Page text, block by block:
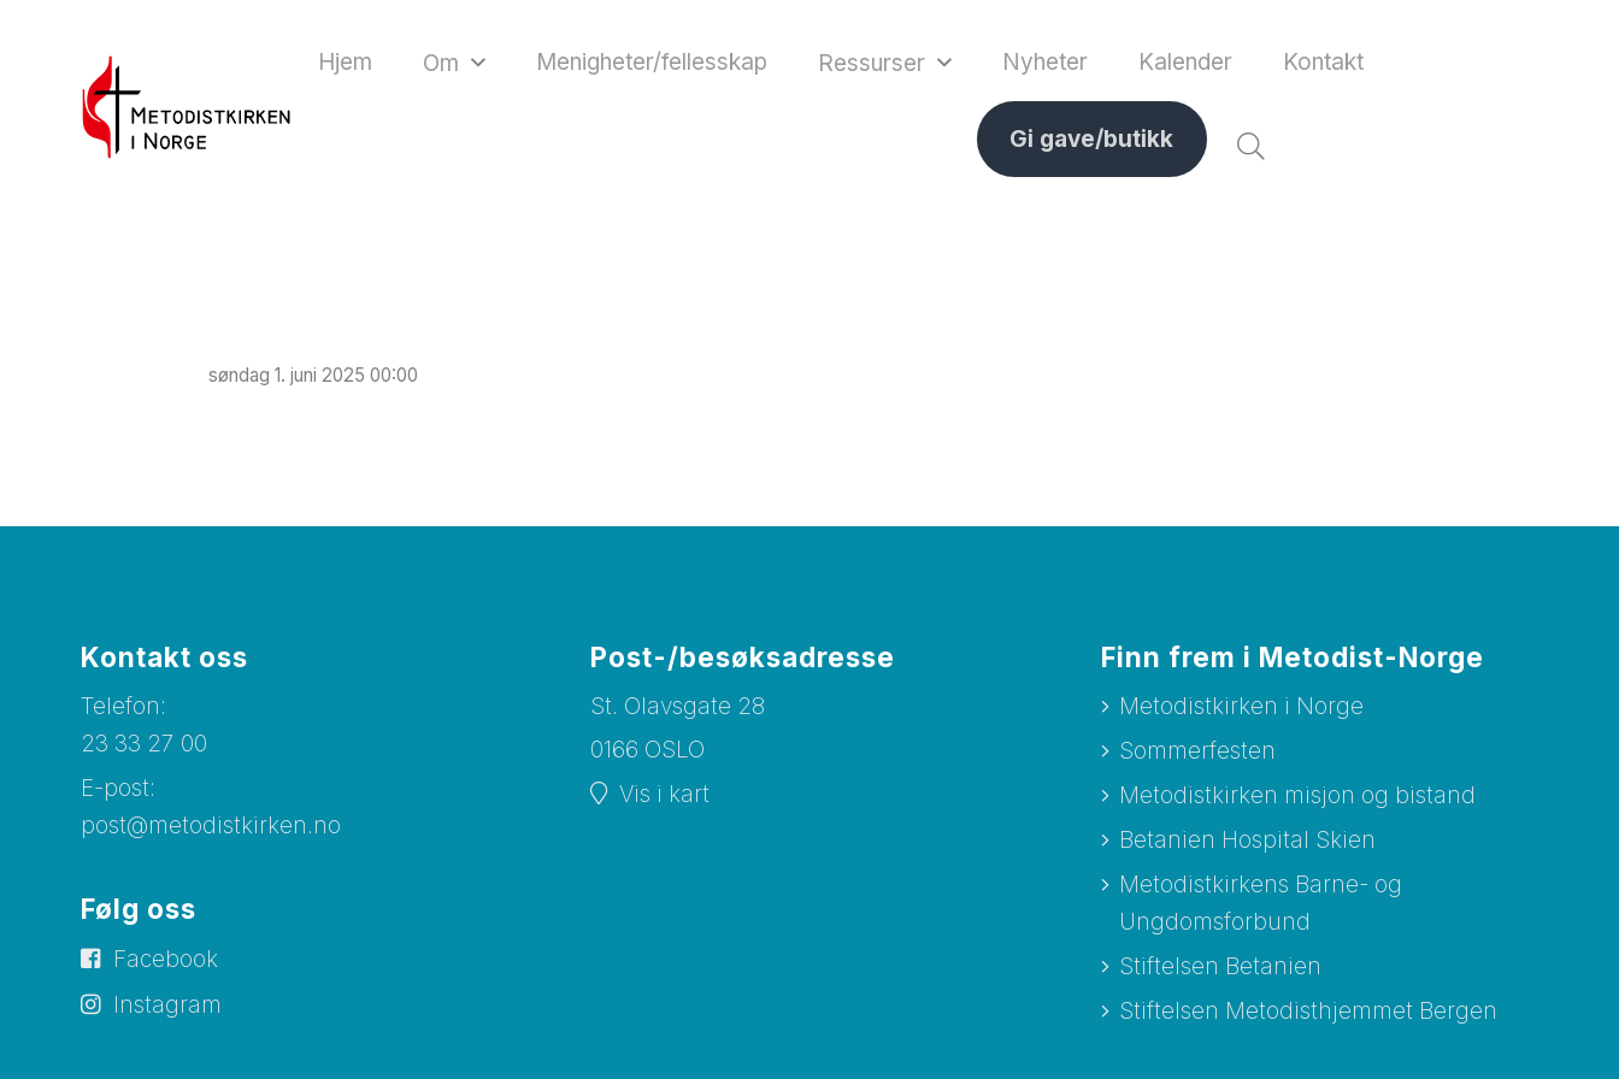
Hjem Om Menigheter/fellesskap Ressurser Nyheter Kalender Kontakt
Gi gave/butikk
søndag 1. juni 2025 00:00
Kontakt oss
Telefon:
23 33 27 00
E-post:
post@metodistkirken.no
Følg oss
Facebook
Instagram
Post-/besøksadresse
St. Olavsgate 28
0166 OSLO
Vis i kart
Finn frem i Metodist-Norge
Metodistkirken i Norge
Sommerfesten
Metodistkirken misjon og bistand
Betanien Hospital Skien
Metodistkirkens Barne- og
Ungdomsforbund
Stiftelsen Betanien
Stiftelsen Metodisthjemmet Bergen